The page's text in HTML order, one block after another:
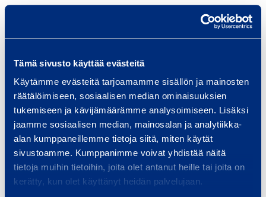
Tämä sivusto käyttää evästeitä
Käytämme evästeitä tarjoamamme sisällön ja mainosten
räätälöimiseen, sosiaalisen median ominaisuuksien
tukemiseen ja kävijämäärämme analysoimiseen. Lisäksi
jaamme sosiaalisen median, mainosalan ja analytiikka-
alan kumppaneillemme tietoja siitä, miten käytät
sivustoamme. Kumppanimme voivat yhdistää näitä
tietoja muihin tietoihin, joita olet antanut heille tai joita on
kerätty, kun olet käyttänyt heidän palvelujaan.
Mikä sinua kiinnostaa?
Osastot
Kaikki
Asennuspalvelut